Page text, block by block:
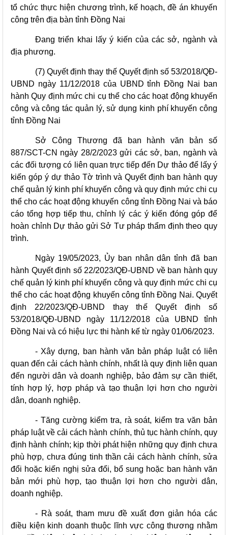
tổ chức thực hiện chương trình, kế hoạch, đề án khuyến
công trên địa bàn tỉnh Đồng Nai
Đang triển khai lấy ý kiến của các sở, ngành và
địa phương.
(7) Quyết định thay thế Quyết định số 53/2018/QĐ-
UBND ngày 11/12/2018 của UBND tỉnh Đồng Nai ban
hành Quy định mức chi cụ thể cho các hoạt động khuyến
công và công tác quản lý, sử dụng kinh phí khuyến công
tỉnh Đồng Nai
Sở Công Thương đã ban hành văn bản số
887/SCT-CN ngày 28/2/2023 gửi các sở, ban, ngành và
các đối tượng có liên quan trực tiếp đến Dự thảo để lấy ý
kiến góp ý dự thảo Tờ trình và Quyết định ban hành quy
chế quản lý kinh phí khuyến công và quy định mức chi cụ
thể cho các hoạt động khuyến công tỉnh Đồng Nai và báo
cáo tổng hợp tiếp thu, chỉnh lý các ý kiến đóng góp để
hoàn chỉnh Dự thảo gửi Sở Tư pháp thẩm định theo quy
trình.
Ngày 19/05/2023, Ủy ban nhân dân tỉnh đã ban
hành Quyết định số 22/2023/QĐ-UBND về ban hành quy
chế quản lý kinh phí khuyến công và quy định mức chi cụ
thể cho các hoạt động khuyến công tỉnh Đồng Nai. Quyết
định 22/2023/QĐ-UBND thay thế Quyết định số
53/2018/QĐ-UBND ngày 11/12/2018 của UBND tỉnh
Đồng Nai và có hiệu lực thi hành kế từ ngày 01/06/2023.
- Xây dựng, ban hành văn bản pháp luật có liên
quan đến cải cách hành chính, nhất là quy định liên quan
đến người dân và doanh nghiệp, bảo đảm sự cần thiết,
tính hợp lý, hợp pháp và tạo thuận lợi hơn cho người
dân, doanh nghiệp.
- Tăng cường kiểm tra, rà soát, kiểm tra văn bản
pháp luật về cải cách hành chính, thủ tục hành chính, quy
định hành chính; kịp thời phát hiện những quy định chưa
phù hợp, chưa đúng tinh thần cải cách hành chính, sửa
đổi hoặc kiến nghị sửa đổi, bổ sung hoặc ban hành văn
bản mới phù hợp, tạo thuận lợi hơn cho người dân,
doanh nghiệp.
- Rà soát, tham mưu đề xuất đơn giản hóa các
điều kiện kinh doanh thuộc lĩnh vực công thương nhằm